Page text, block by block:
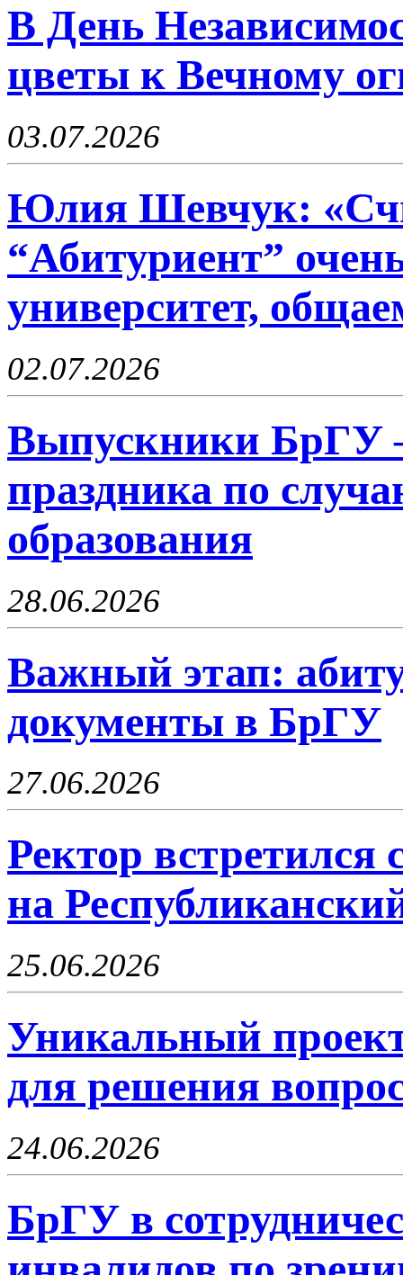
В День
цветы к Вечному
03.07.2026
Юлия Шевчук:
“Абитуриент”
университет,
02.07.2026
Выпускники БрГУ
праздника по
образования
28.06.2026
Важный этап:
документы в БрГУ
27.06.2026
Ректор встретился
на
25.06.2026
Уникальный
для решения
24.06.2026
БрГУ в